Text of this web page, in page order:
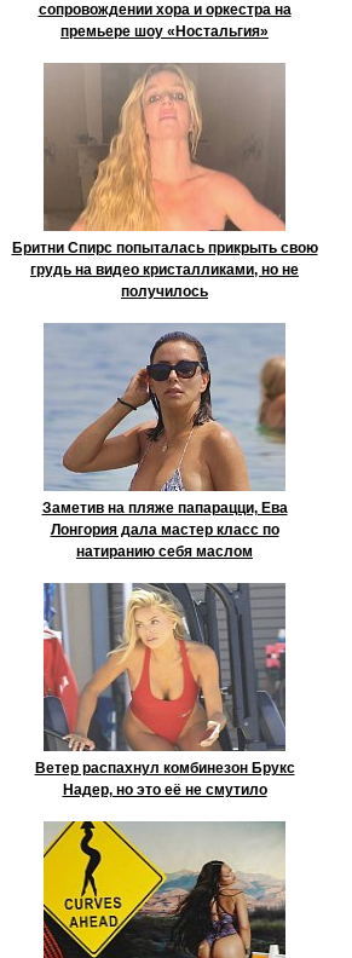
сопровождении хора и оркестра на
премьере шоу «Ностальгия»
Бритни Спирс попыталась прикрыть свою
грудь на видео кристалликами, но не
получилось
Заметив на пляже папарацци, Ева
Лонгория дала мастер класс по
натиранию себя маслом
Ветер распахнул комбинезон Брукс
Надер, но это её не смутило